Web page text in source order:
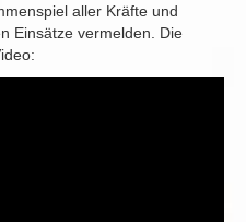
aller Kräfte und
Einsätze vermelden. Die